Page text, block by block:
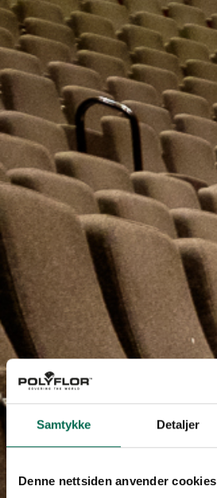
Samtykke Detaljer
Denne nettsiden anvender cookies